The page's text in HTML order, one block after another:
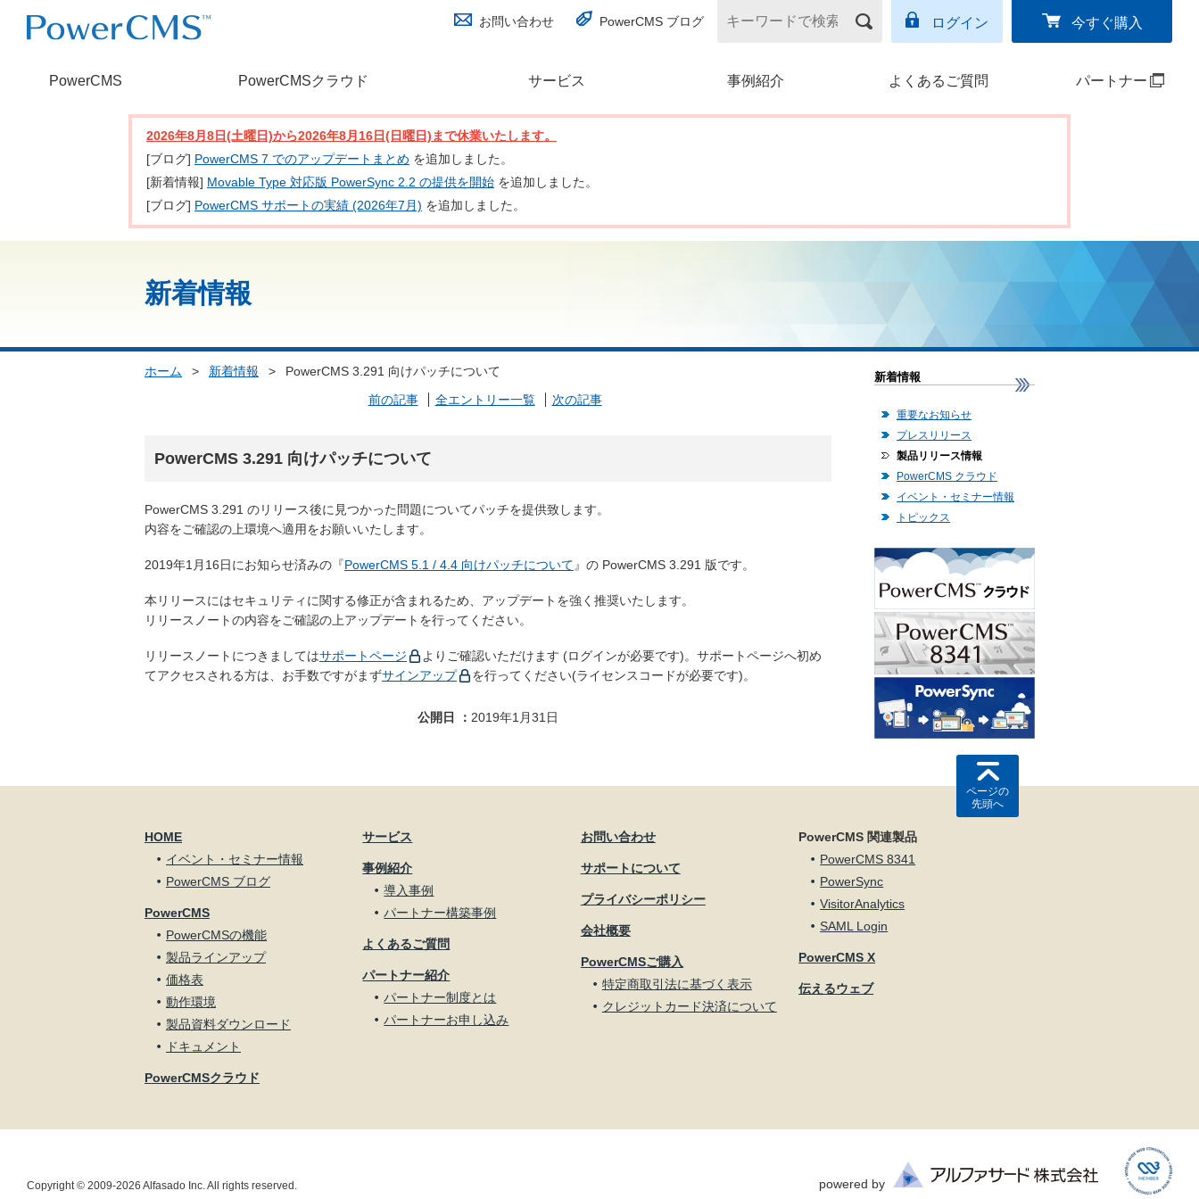
お問い合わせ PowerCMS ブログ ログイン 今すぐ購入
PowerCMS PowerCMSクラウド サービス 事例紹介 よくあるご質問 パートナー
(別ウィンドウで開く)
2026年8月8日(土曜日)から2026年8月16日(日曜日)まで休業いたします。
[ブログ] PowerCMS 7 でのアップデートまとめ を追加しました。
[新着情報] Movable Type 対応版 PowerSync 2.2 の提供を開始 を追加しました。
[ブログ] PowerCMS サポートの実績 (2026年7月) を追加しました。
新着情報
ホーム > 新着情報 >
PowerCMS 3.291 向けパッチについて
前の記事
全エントリー一覧 次の記事
PowerCMS 3.291 向けパッチについて
PowerCMS 3.291 のリリース後に見つかった問題についてパッチを提供致します。
内容をご確認の上環境へ適用をお願いいたします。
2019年1月16日にお知らせ済みの『PowerCMS 5.1 / 4.4 向けパッチについて 』の PowerCMS 3.291 版です。
本リリースにはセキュリティに関する修正が含まれるため、アップデートを強く推奨いたします。
リリースノートの内容をご確認の上アップデートを行ってください。
リリースノートにつきましてはサポートページ
よりご確認いただけます (ログインが必要です)。サポートページへ初め
てアクセスされる方は、お手数ですがまずサインアップ を行ってください(ライセンスコードが必要です)。
公開日 2019年1月31日
新着情報
重要なお知らせ
プレスリリース
製品リリース情報
PowerCMS クラウド
イベント・セミナー情報
トピックス
ページの
先頭へ
HOME
イベント・セミナー情報
PowerCMS ブログ
PowerCMS
PowerCMSの機能
製品ラインアップ
価格表
動作環境
製品資料ダウンロード
ドキュメント
PowerCMSクラウド
サービス
事例紹介
導入事例
パートナー構築事例
よくあるご質問
パートナー紹介
パートナー制度とは
パートナーお申し込み
お問い合わせ
サポートについて
プライバシーポリシー
会社概要
PowerCMSご購入
特定商取引法に基づく表示
クレジットカード決済について
PowerCMS 関連製品
PowerCMS 8341
PowerSync
VisitorAnalytics
SAML Login
PowerCMS X
伝えるウェブ
Copyright © 2009-2026 Alfasado Inc. All rights reserved. powered by